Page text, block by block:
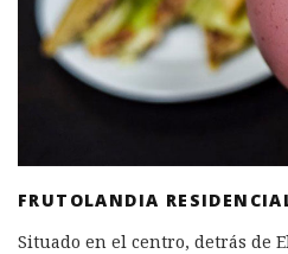
FRUTOLANDIA
Situado en el centro, detrás de